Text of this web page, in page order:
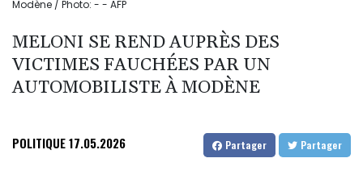
Modène / Photo: - - AFP
MELONI SE REND AUPRÈS DES
VICTIMES FAUCHÉES PAR UN
AUTOMOBILISTE À MODÈNE
POLITIQUE17.05.2026 Partager Partager